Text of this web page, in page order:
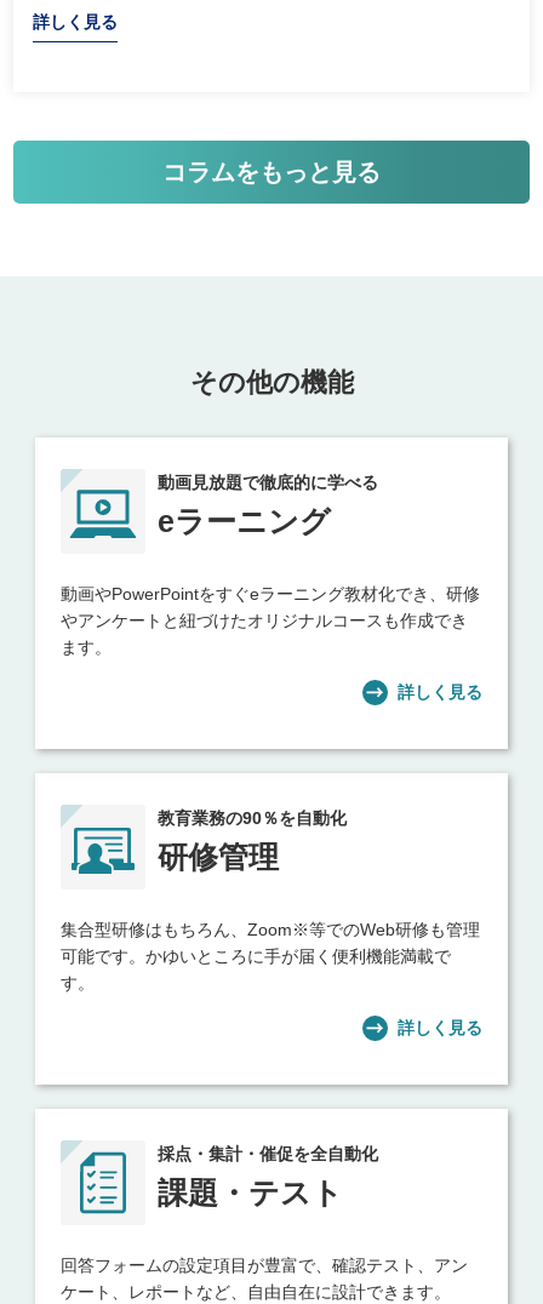
詳しく見る
コラムをもっと見る
その他の機能
動画見放題で徹底的に学べる
eラーニング
動画やPowerPointをすぐeラーニング教材化でき、研修
やアンケートと紐づけたオリジナルコースも作成でき
ます。
詳しく見る
教育業務の90％を自動化
研修管理
集合型研修はもちろん、Zoom※等でのWeb研修も管理
可能です。かゆいところに手が届く便利機能満載で
す。
詳しく見る
採点・集計・催促を全自動化
課題・テスト
回答フォームの設定項目が豊富で、確認テスト、アン
ケート、レポートなど、自由自在に設計できます。